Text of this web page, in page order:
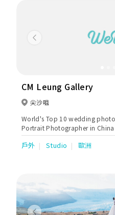
Previous
CM Leung Gallery
尖沙咀
World's Top 10 wedding
Portrait Photographer in China
戶外 Studio 歐洲